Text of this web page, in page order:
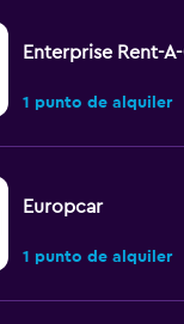
Enterprise Rent-
1 punto de alquiler
Europcar
1 punto de alquiler